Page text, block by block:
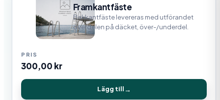
Framkantfäste
Bakkantfäste levereras med utförandet
överdelen på däcket, över-/underdel.
300,00 kr
Lägg till